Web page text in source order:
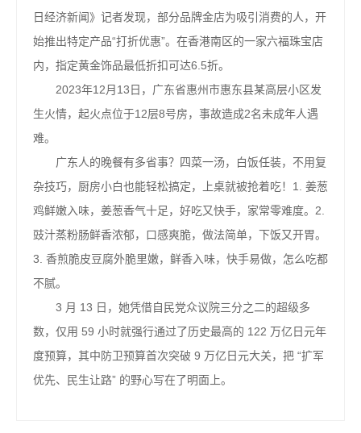
日经济新闻》记者发现，部分品牌金店为吸引消费的人，开
始推出特定产品“打折优惠”。在香港南区的一家六福珠宝店
内，指定黄金饰品最低折扣可达6.5折。
2023年12月13日，广东省惠州市惠东县某高层小区发
生火情，起火点位于12层8号房，事故造成2名未成年人遇
难。
广东人的晚餐有多省事？四菜一汤，白饭任装，不用复
杂技巧，厨房小白也能轻松搞定，上桌就被抢着吃！1. 姜葱
鸡鲜嫩入味，姜葱香气十足，好吃又快手，家常零难度。2.
豉汁蒸粉肠鲜香浓郁，口感爽脆，做法简单，下饭又开胃。
3. 香煎脆皮豆腐外脆里嫩，鲜香入味，快手易做，怎么吃都
不腻。
3 月 13 日，她凭借自民党众议院三分之二的超级多
数，仅用 59 小时就强行通过了历史最高的 122 万亿日元年
度预算，其中防卫预算首次突破 9 万亿日元大关，把 “扩军
优先、民生让路” 的野心写在了明面上。